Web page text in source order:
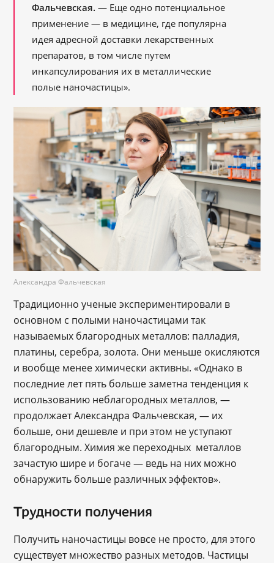
Фальчевская. ― Еще одно потенциальное
применение ― в медицине, где популярна
идея адресной доставки лекарственных
препаратов, в том числе путем
инкапсулирования их в металлические
полые наночастицы».
Александра Фальчевская
Традиционно ученые экспериментировали в
основном с полыми наночастицами так
называемых благородных металлов: палладия,
платины, серебра, золота. Они меньше окисляются
и вообще менее химически активны. «Однако в
последние лет пять больше заметна тенденция к
использованию неблагородных металлов, ―
продолжает Александра Фальчевская, ― их
больше, они дешевле и при этом не уступают
благородным. Химия же переходных металлов
зачастую шире и богаче ― ведь на них можно
обнаружить больше различных эффектов».
Трудности получения
Получить наночастицы вовсе не просто, для этого
существует множество разных методов. Частицы